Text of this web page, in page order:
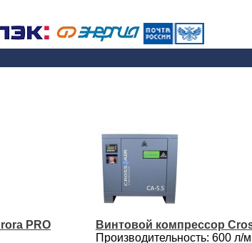
PRO
Винтовой компрессор
Производительность: 600 л/